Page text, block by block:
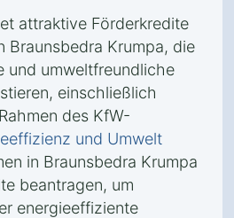
attraktive Förderkredite
Braunsbedra Krumpa, die
und umweltfreundliche
einschließlich
des KfW-
und Umwelt
in Braunsbedra Krumpa
beantragen, um
energieeffiziente